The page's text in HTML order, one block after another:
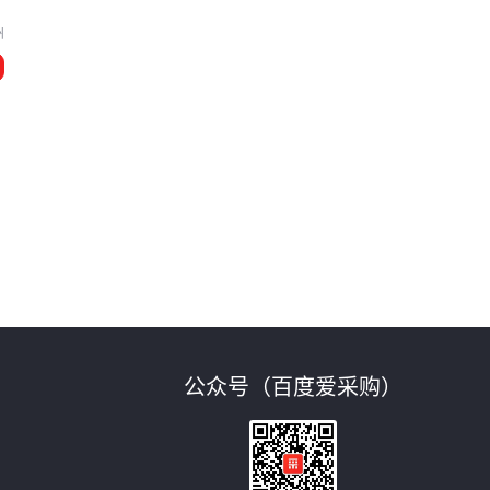
公众号（百度爱采购）